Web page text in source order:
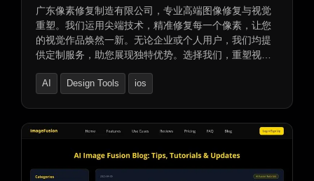
广东像素修复制造有限公司，专业高端图像修复与视觉
重塑。我们运用尖端技术，精准修复每一个像素，让您
的视觉作品焕然一新。无论企业或个人用户，我们均提
供定制服务，助您展现独特优势。选择我们，重塑视
AI Design Tools ios